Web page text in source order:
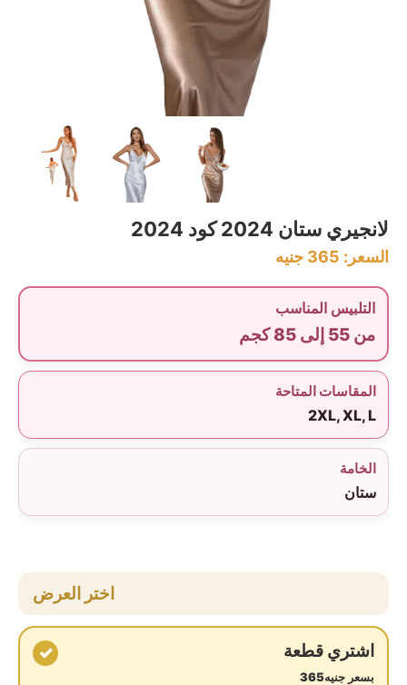
لانجيري ستان 2024 كود 2024
السعر: 365 جنيه
التلبيس المناسب
من 55 إلى 85 كجم
المقاسات المتاحة
2XL, XL, L
الخامة
ستان
اختر العرض
اشتري قطعة
بسعر جنيه365
✓